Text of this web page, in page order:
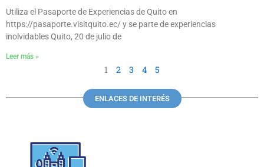
Utiliza el Pasaporte de Experiencias de Quito en
https://pasaporte.visitquito.ec/ y se parte de experiencias
inolvidables Quito, 20 de julio de
Leer más »
1 2 3 4 5
ENLACES DE INTERÉS